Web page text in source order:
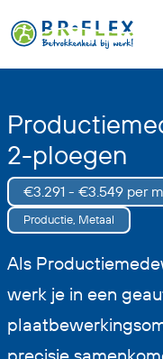
2-ploegen
€3.291 - €3.549 per
Productie, Metaal
Als
werk je in een